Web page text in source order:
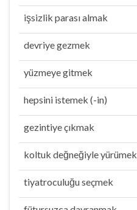
işsizlik parası almak
devriye gezmek
yüzmeye gitmek
hepsini istemek (-in)
gezintiye çıkmak
koltuk değneğiyle yürümek
tiyatroculuğu seçmek